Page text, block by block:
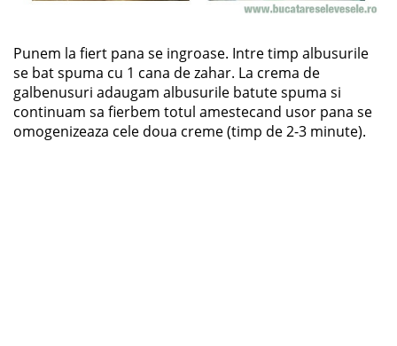
Punem la fiert pana se ingroase. Intre timp albusurile
se bat spuma cu 1 cana de zahar. La crema de
galbenusuri adaugam albusurile batute spuma si
continuam sa fierbem totul amestecand usor pana se
omogenizeaza cele doua creme (timp de 2-3 minute).